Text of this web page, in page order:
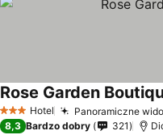
3 Kategoria
Hotel Panoramiczne
Rose Garden
8,3 Bardzo dobry 321